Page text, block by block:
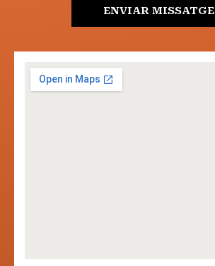
ENVIAR MISSATGE